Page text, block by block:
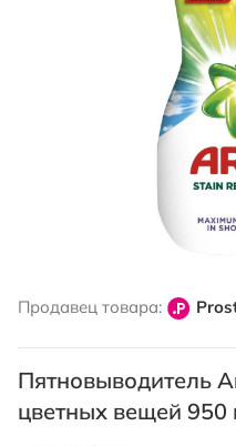
началу
изображений
Продавец товара:
Пятновыводитель
цветных вещей 950